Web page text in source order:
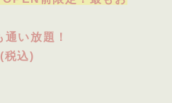
い放題！
込)